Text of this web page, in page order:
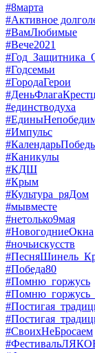
#8марта
#Активное
#ВамЛюбимые
#Вече2021
#Годсемьи
#ГородаГерои
#единстводуха
#Импульс
#Каникулы
#КДШ
#Крым
#Культура_ряДом
#мывместе
#нетолько9мая
#НовогодниеОкна
#ночьискусств
#Победа80
#Помню_горжусь
#СвоихНеБросаем